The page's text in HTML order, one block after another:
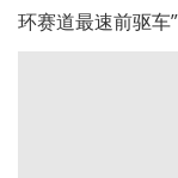
环赛道最速前驱车